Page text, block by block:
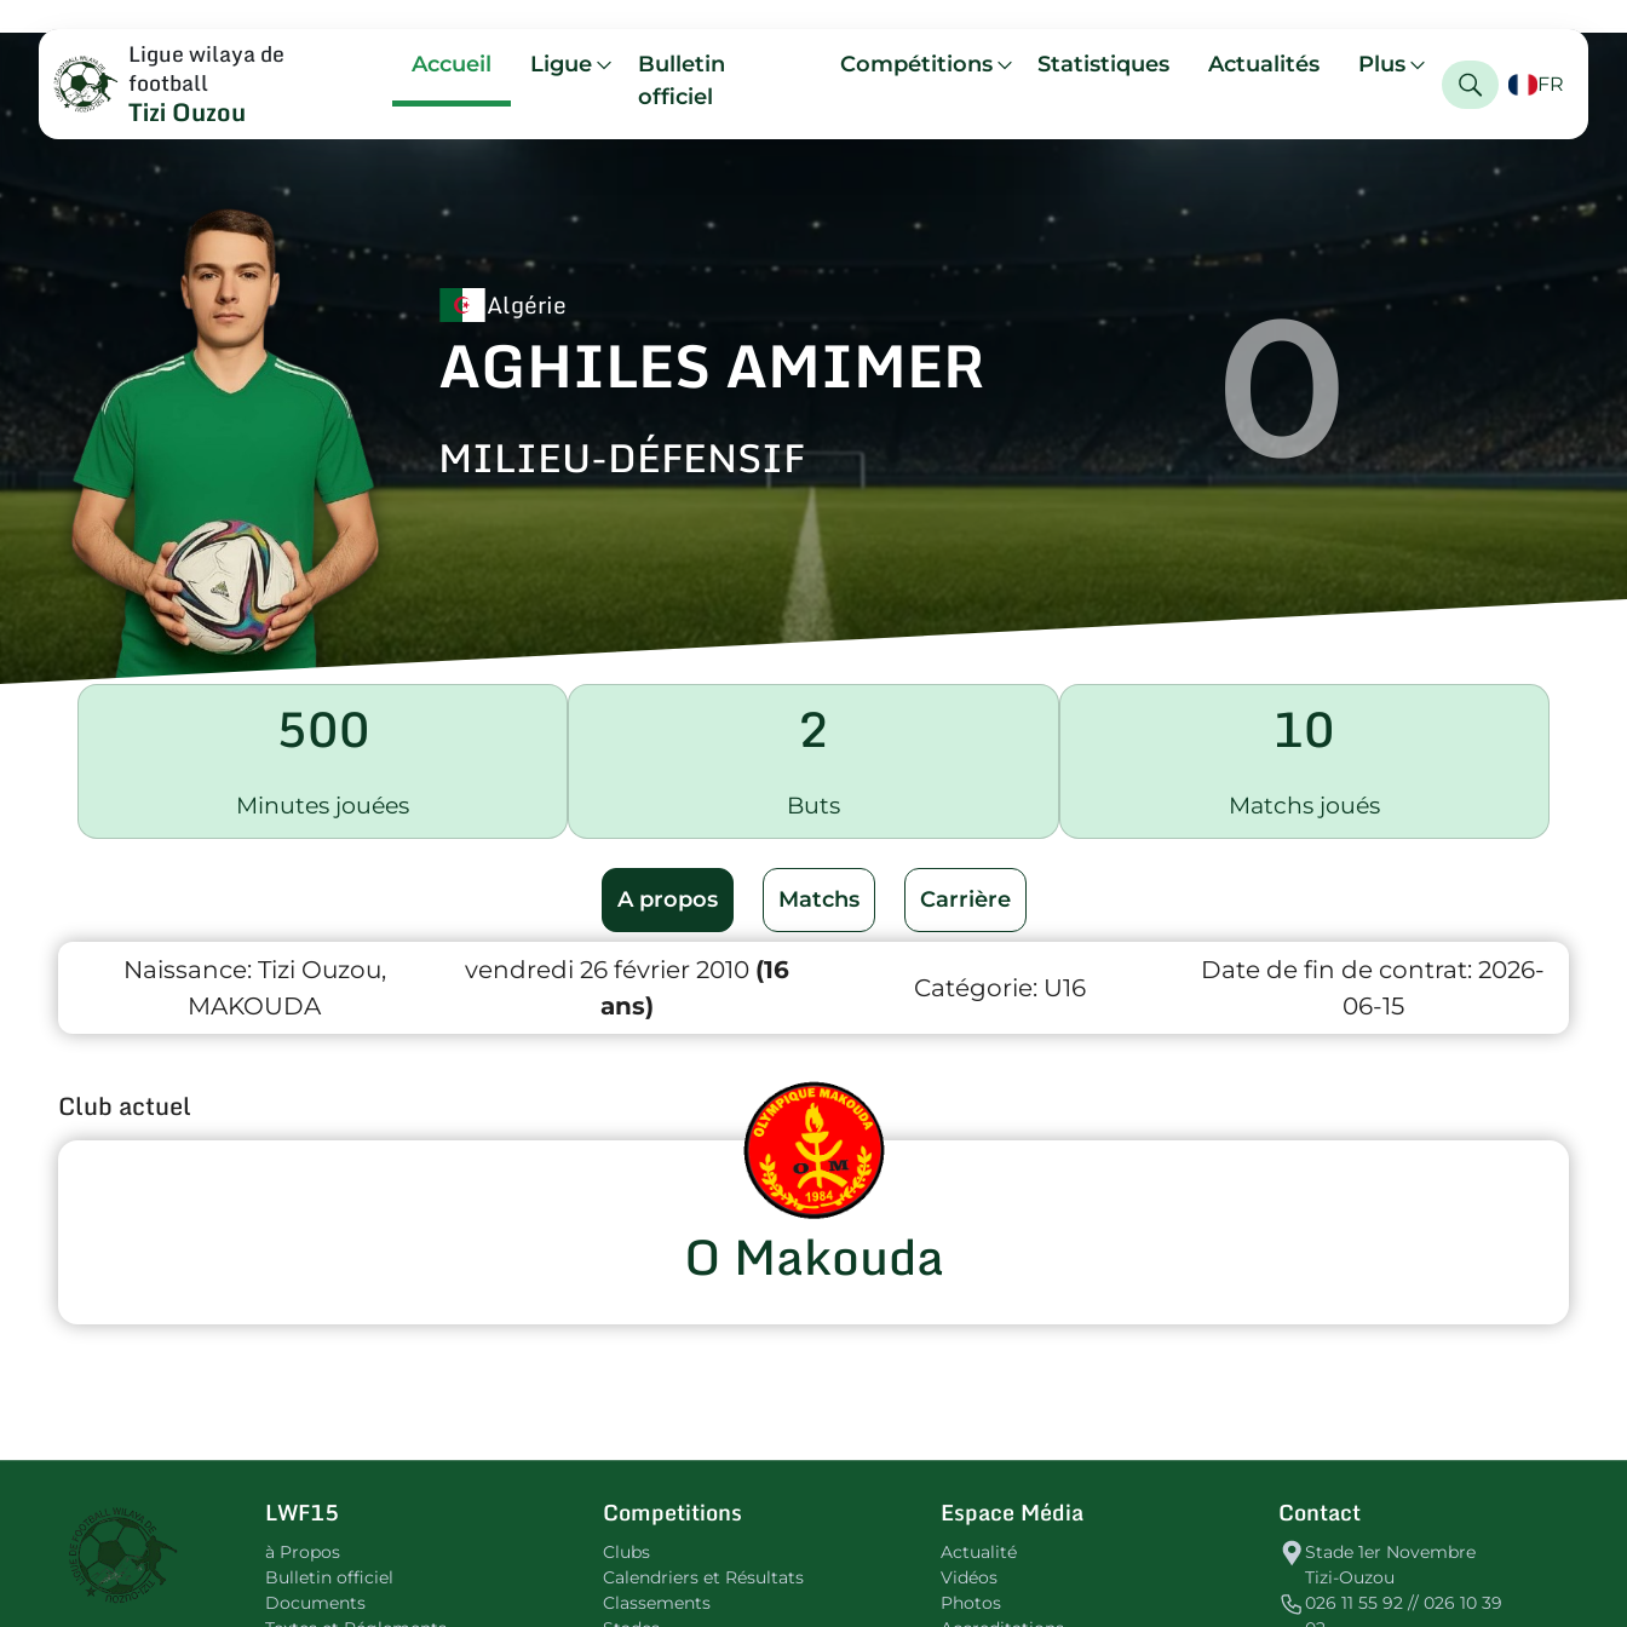
Ligue wilaya de
football
Tizi Ouzou
Accueil Ligue
Bulletin
officiel
Compétitions Statistiques Actualités Plus
FR
Algérie
AGHILES AMIMER
MILIEU-DÉFENSIF 0
500
Minutes jouées
2
Buts
10
Matchs joués
A propos Matchs Carrière
Naissance: Tizi Ouzou,
MAKOUDA
vendredi 26 février 2010 (16
ans)
Catégorie: U16
Date de fin de contrat: 2026-
06-15
Club actuel
O Makouda
LWF15
à Propos
Bulletin officiel
Documents
Competitions
Clubs
Calendriers et Résultats
Classements
Espace Média
Actualité
Vidéos
Photos
Contact
Stade 1er Novembre
Tizi-Ouzou
026 11 55 92 // 026 10 39